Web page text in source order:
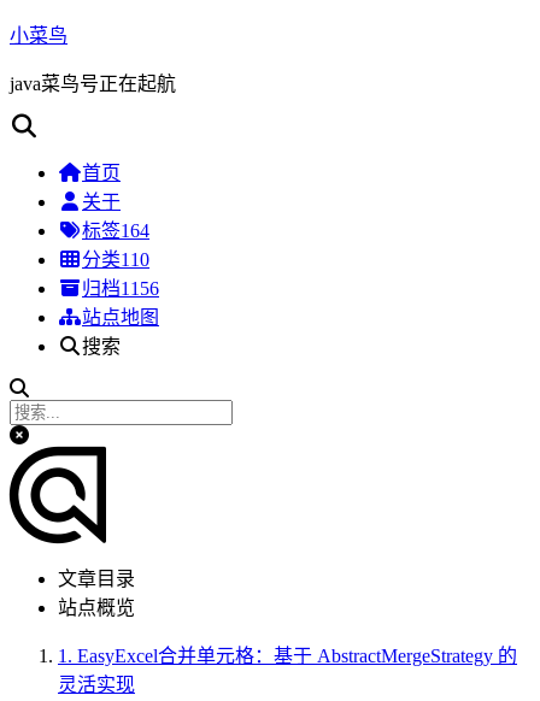
小菜鸟
java菜鸟号正在起航
首页
关于
标签164
分类110
归档1156
站点地图
搜索
文章目录
站点概览
1. EasyExcel合并单元格：基于 AbstractMergeStrategy 的
灵活实现